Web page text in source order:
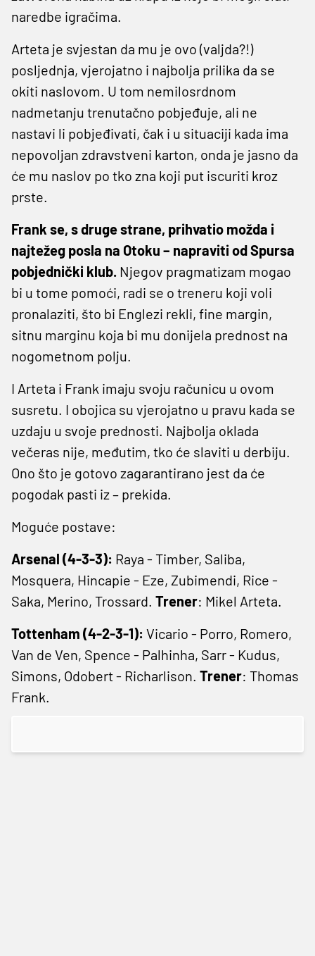
naredbe igračima.
Arteta je svjestan da mu je ovo (valjda?!)
posljednja, vjerojatno i najbolja prilika da se
okiti naslovom. U tom nemilosrdnom
nadmetanju trenutačno pobjeđuje, ali ne
nastavi li pobjeđivati, čak i u situaciji kada ima
nepovoljan zdravstveni karton, onda je jasno da
će mu naslov po tko zna koji put iscuriti kroz
prste.
Frank se, s druge strane, prihvatio možda i
najtežeg posla na Otoku – napraviti od Spursa
pobjednički klub. Njegov pragmatizam mogao
bi u tome pomoći, radi se o treneru koji voli
pronalaziti, što bi Englezi rekli, fine margin,
sitnu marginu koja bi mu donijela prednost na
nogometnom polju.
I Arteta i Frank imaju svoju računicu u ovom
susretu. I obojica su vjerojatno u pravu kada se
uzdaju u svoje prednosti. Najbolja oklada
večeras nije, međutim, tko će slaviti u derbiju.
Ono što je gotovo zagarantirano jest da će
pogodak pasti iz – prekida.
Moguće postave:
Arsenal (4-3-3): Raya - Timber, Saliba,
Mosquera, Hincapie - Eze, Zubimendi, Rice -
Saka, Merino, Trossard. Trener: Mikel Arteta.
Tottenham (4-2-3-1): Vicario - Porro, Romero,
Van de Ven, Spence - Palhinha, Sarr - Kudus,
Simons, Odobert - Richarlison. Trener: Thomas
Frank.